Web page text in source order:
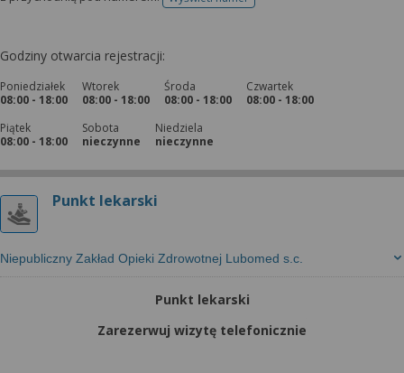
telefonu do rejestracji
Godziny otwarcia rejestracji:
Poniedziałek
08:00 - 18:00
Wtorek
08:00 - 18:00
Środa
08:00 - 18:00
Czwartek
08:00 - 18:00
Piątek
08:00 - 18:00
Sobota
nieczynne
Niedziela
nieczynne
Punkt lekarski
Niepubliczny Zakład Opieki Zdrowotnej Lubomed s.c.
Punkt lekarski
Zarezerwuj wizytę telefonicznie